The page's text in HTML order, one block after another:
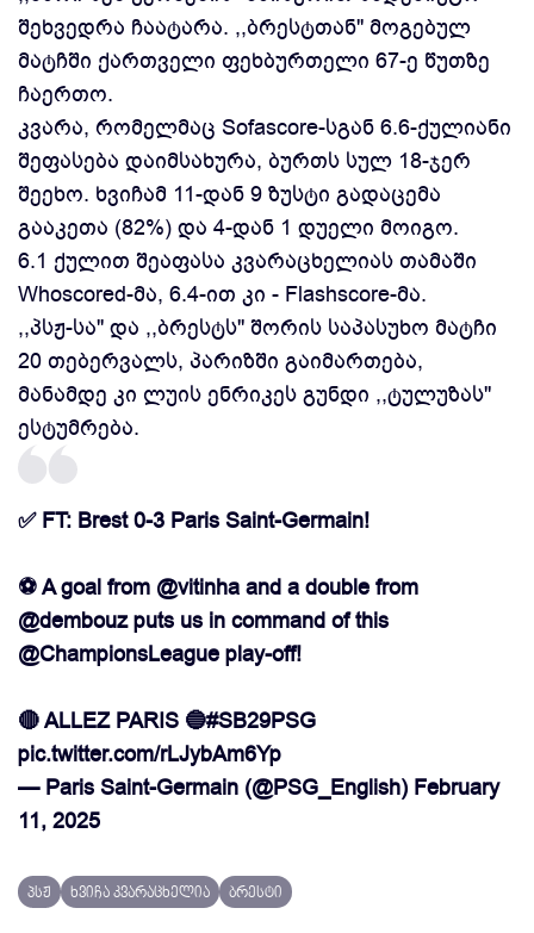
შეხვედრა ჩაატარა. ,,ბრესტთან'' მოგებულ
მატჩში ქართველი ფეხბურთელი 67-ე წუთზე
ჩაერთო.
კვარა, რომელმაც Sofascore-სგან 6.6-ქულიანი
შეფასება დაიმსახურა, ბურთს სულ 18-ჯერ
შეეხო. ხვიჩამ 11-დან 9 ზუსტი გადაცემა
გააკეთა (82%) და 4-დან 1 დუელი მოიგო.
6.1 ქულით შეაფასა კვარაცხელიას თამაში
Whoscored-მა, 6.4-ით კი - Flashscore-მა.
,,პსჟ-სა'' და ,,ბრესტს'' შორის საპასუხო მატჩი
20 თებერვალს, პარიზში გაიმართება,
მანამდე კი ლუის ენრიკეს გუნდი ,,ტულუზას''
ესტუმრება.
✅ FT: Brest 0-3 Paris Saint-Germain!
⚽️ A goal from @vitinha and a double from
@dembouzputs us in command of this
@ChampionsLeague play-off!
🔴 ALLEZ PARIS 🔵#SB29PSG
pic.twitter.com/rLJybAm6Yp
— Paris Saint-Germain (@PSG_English) February
11, 2025
პსჟ ხვიჩა კვარაცხელია ბრესტი